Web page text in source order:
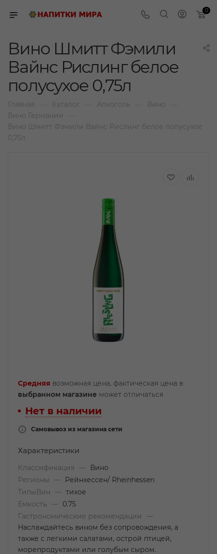
0
Вино Шмитт Фэмили
Вайнс Рислинг белое
полусухое 0,75л
Главная Каталог Алкоголь Вино
Вино Германии
Вино Шмитт Фэмили Вайнс Рислинг белое полусухое
0,75л
Средняя возможная цена, фактическая цена в
выбранном магазине может отличаться
Нет в наличии
Самовывоз из магазина сети
Характеристики
Классификация —
Вино
Регионы
—
Рейнхессен/ Rheinhessen
ТипыВин
— тихое
Емкость
—
0.75
Гастрономические рекомендации
—
Наслаждайтесь вином без сопровождения, а
также с легкими салатами, острой птицей,
морепродуктами или голубым сыром.